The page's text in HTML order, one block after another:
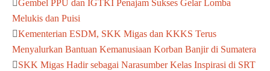
Gembel PPU dan IGTKI Penajam Sukses Gelar Lomba
Melukis dan Puisi
Kementerian ESDM, SKK Migas dan KKKS Terus
Menyalurkan Bantuan Kemanusiaan Korban Banjir di Sumatera
SKK Migas Hadir sebagai Narasumber Kelas Inspirasi di SRT